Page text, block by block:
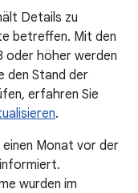
Details zu
betreffen. Mit den
oder höher werden
den Stand der
erfahren Sie
.
Monat vor der
wurden im